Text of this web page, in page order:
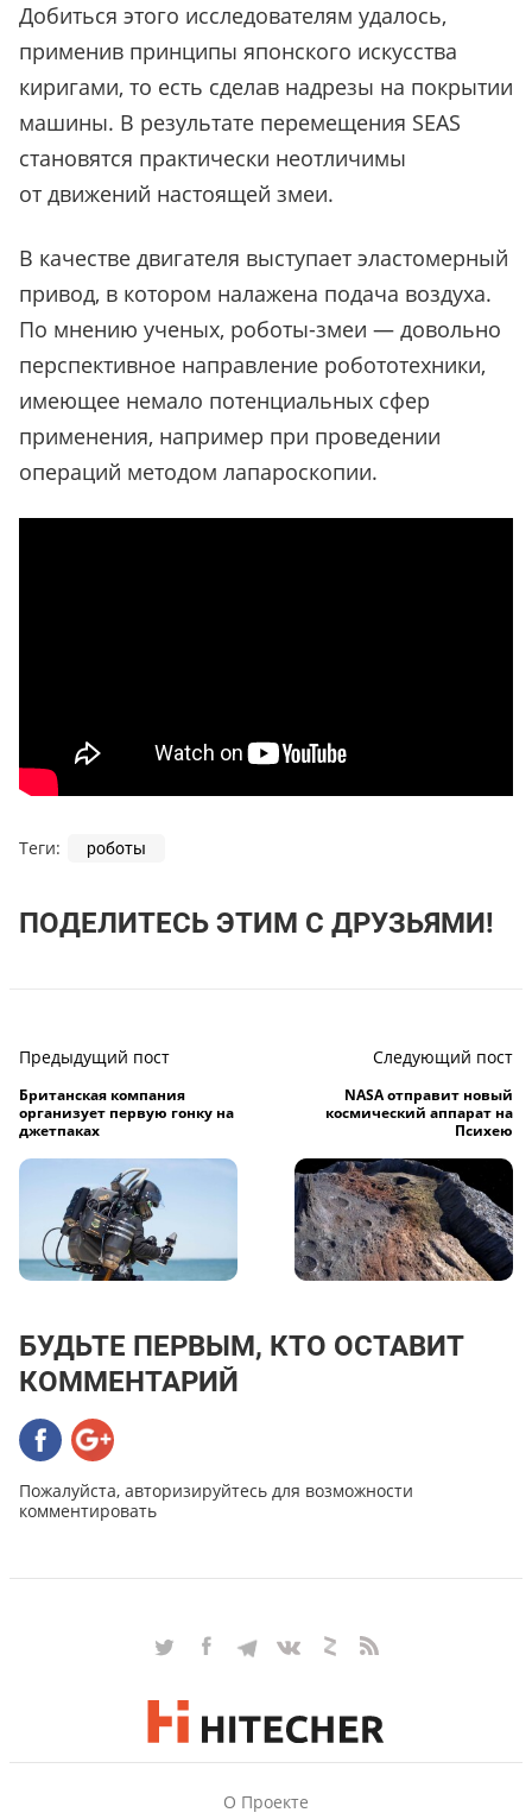
Добиться этого исследователям удалось,
применив принципы японского искусства
киригами, то есть сделав надрезы на покрытии
машины. В результате перемещения SEAS
становятся практически неотличимы
от движений настоящей змеи.
В качестве двигателя выступает эластомерный
привод, в котором налажена подача воздуха.
По мнению ученых, роботы-змеи — довольно
перспективное направление робототехники,
имеющее немало потенциальных сфер
применения, например при проведении
операций методом лапароскопии.
Теги: роботы
ПОДЕЛИТЕСЬ ЭТИМ С ДРУЗЬЯМИ!
Предыдущий пост
Британская компания
организует первую гонку на
джетпаках
Следующий пост
NASA отправит новый
космический аппарат на
Психею
БУДЬТЕ ПЕРВЫМ, КТО ОСТАВИТ
КОММЕНТАРИЙ
Пожалуйста, авторизируйтесь для возможности
комментировать
О Проекте